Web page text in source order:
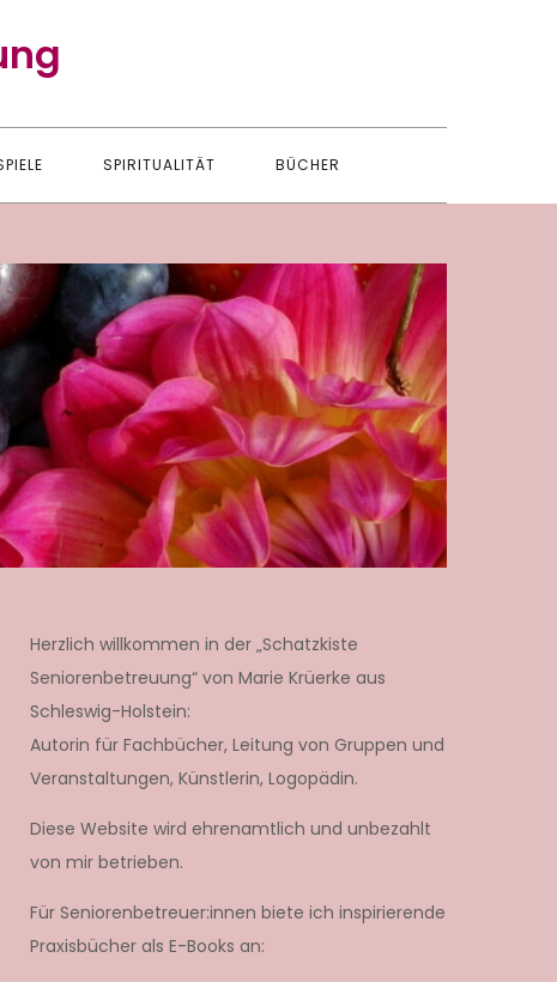
SPIRITUALITÄT BÜCHER
Herzlich willkommen in der „Schatzkiste
Seniorenbetreuung“ von Marie Krüerke aus
Schleswig-Holstein:
Autorin für Fachbücher, Leitung von Gruppen und
Veranstaltungen, Künstlerin, Logopädin.
Diese Website wird ehrenamtlich und unbezahlt
von mir betrieben.
Für Seniorenbetreuer:innen biete ich inspirierende
Praxisbücher als E-Books an: